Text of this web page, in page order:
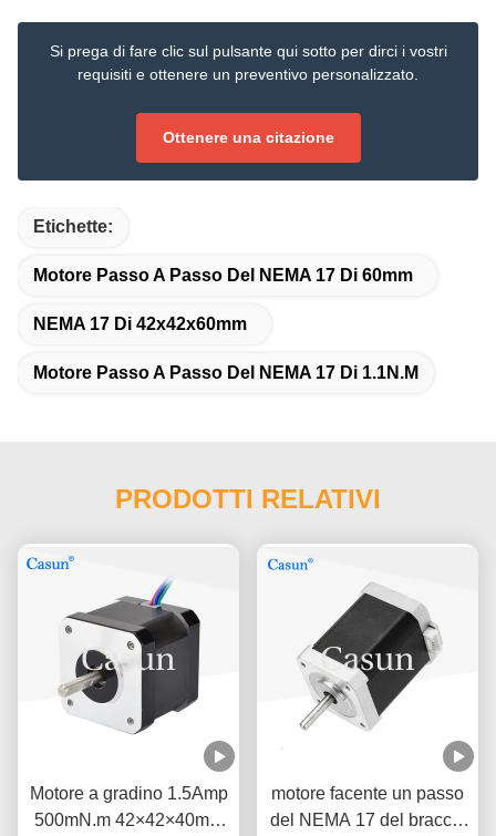
Si prega di fare clic sul pulsante qui sotto per dirci i vostri
requisiti e ottenere un preventivo personalizzato.
Ottenere una citazione
Etichette:
Motore Passo A Passo Del NEMA 17 Di 60mm
NEMA 17 Di 42x42x60mm
Motore Passo A Passo Del NEMA 17 Di 1.1N.M
PRODOTTI RELATIVI
Motore a gradino 1.5Amp
500mN.m 42×42×40mm
motore facente un passo
del NEMA 17 del braccio